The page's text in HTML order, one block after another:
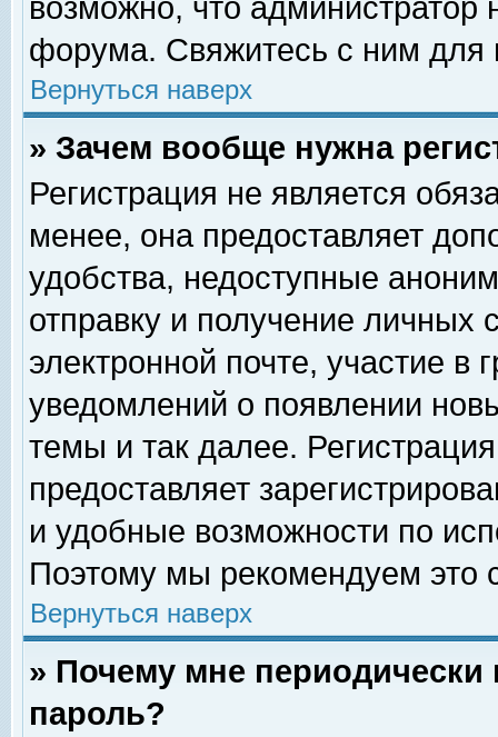
возможно, что
форума. Свяжитесь с ним для
Вернуться наверх
» Зачем вообще нужна
Регистрация не является
менее, она предоставляет
удобства, недоступные
отправку и получение личных
электронной почте, участие в
уведомлений о появлении
темы и так далее.
предоставляет
и удобные возможности по
Поэтому мы рекомендуем это
Вернуться наверх
» Почему мне
пароль?